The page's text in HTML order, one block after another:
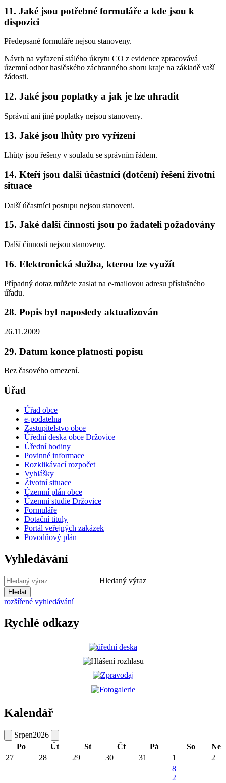
11. Jaké jsou potřebné formuláře a kde jsou k
dispozici
Předepsané formuláře nejsou stanoveny.
Návrh na vyřazení stálého úkrytu CO z evidence zpracovává
územní odbor hasičského záchranného sboru kraje na základě vaší
žádosti.
12. Jaké jsou poplatky a jak je lze uhradit
Správní ani jiné poplatky nejsou stanoveny.
13. Jaké jsou lhůty pro vyřízení
Lhůty jsou řešeny v souladu se správním řádem.
14. Kteří jsou další účastníci (dotčení) řešení životní
situace
Další účastníci postupu nejsou stanoveni.
15. Jaké další činnosti jsou po žadateli požadovány
Další činnosti nejsou stanoveny.
16. Elektronická služba, kterou lze využít
Případný dotaz můžete zaslat na e-mailovou adresu příslušného
úřadu.
28. Popis byl naposledy aktualizován
26.11.2009
29. Datum konce platnosti popisu
Bez časového omezení.
Úřad
Úřad obce
e-podatelna
Zastupitelstvo obce
Úřední deska obce Držovice
Úřední hodiny
Povinné informace
Rozklikávací rozpočet
Vyhlášky
Životní situace
Územní plán obce
Územní studie Držovice
Formuláře
Dotační tituly
Portál veřejných zakázek
Povodňový plán
Vyhledávání
Hledaný výraz
Hledat
rozšířené vyhledávání
Rychlé odkazy
Kalendář
Srpen2026
Po
Út St Čt Pá So
Ne
27
28 29 30 31 1 2
8
2